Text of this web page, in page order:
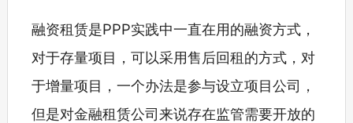
融资租赁是PPP实践中一直在用的融资方式，
对于存量项目，可以采用售后回租的方式，对
于增量项目，一个办法是参与设立项目公司，
但是对金融租赁公司来说存在监管需要开放的